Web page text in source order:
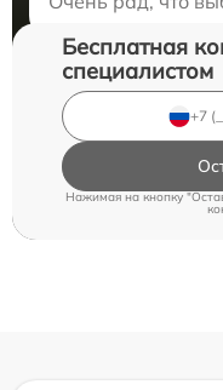
Бесплатная
специалистом
Нажимая на кнопку